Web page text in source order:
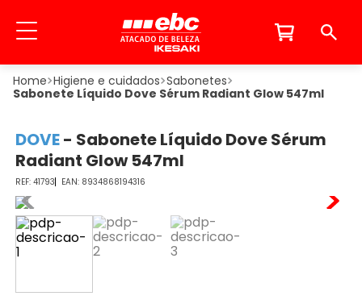
Higiene e cuidados Sabonetes
Sabonete Líquido Dove Sérum Radiant Glow 547ml
DOVE- Sabonete Líquido Dove Sérum
Radiant Glow 547ml
41793 8934868194316